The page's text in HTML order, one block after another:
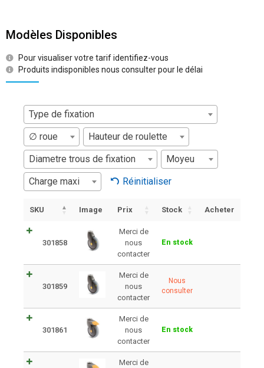
Modèles Disponibles
Pour visualiser votre tarif identifiez-vous
Produits indisponibles nous consulter pour le délai
Type de fixation
∅ roue
Hauteur de roulette
Diametre trous de fixation
Moyeu
Charge maxi
Réinitialiser
SKU Image Prix Stock Acheter
301858
Merci de
nous
contacter
En stock
301859
Merci de
nous
contacter
Nous
consulter
301861
Merci de
nous
contacter
En stock
Merci de